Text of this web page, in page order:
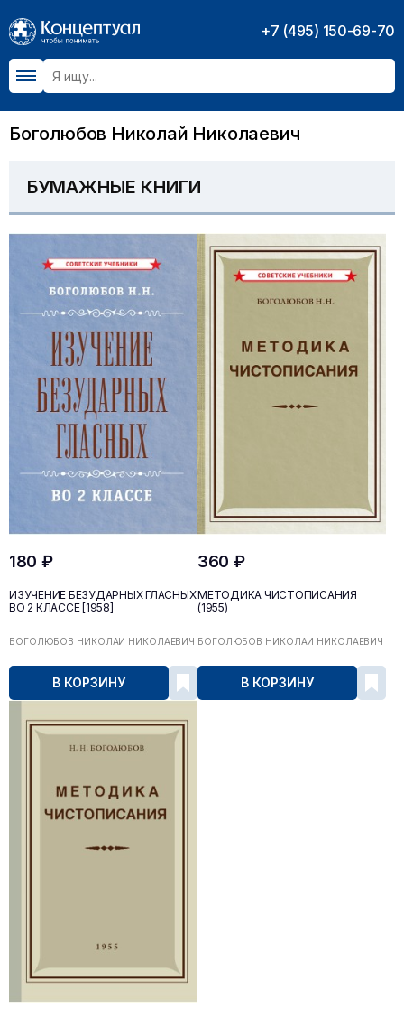
+7 (495) 150-69-70
Боголюбов Николай Николаевич
БУМАЖНЫЕ КНИГИ
180 ₽
ИЗУЧЕНИЕ БЕЗУДАРНЫХ ГЛАСНЫХ
ВО 2 КЛАССЕ [1958]
БОГОЛЮБОВ НИКОЛАЙ НИКОЛАЕВИЧ
В КОРЗИНУ
360 ₽
МЕТОДИКА ЧИСТОПИСАНИЯ
(1955)
БОГОЛЮБОВ НИКОЛАЙ НИКОЛАЕВИЧ
В КОРЗИНУ